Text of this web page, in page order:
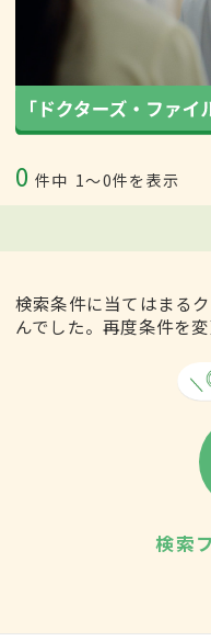
0 件中 1〜0件を表示
検索条件に当てはまる
んでした。再度条件を
検索